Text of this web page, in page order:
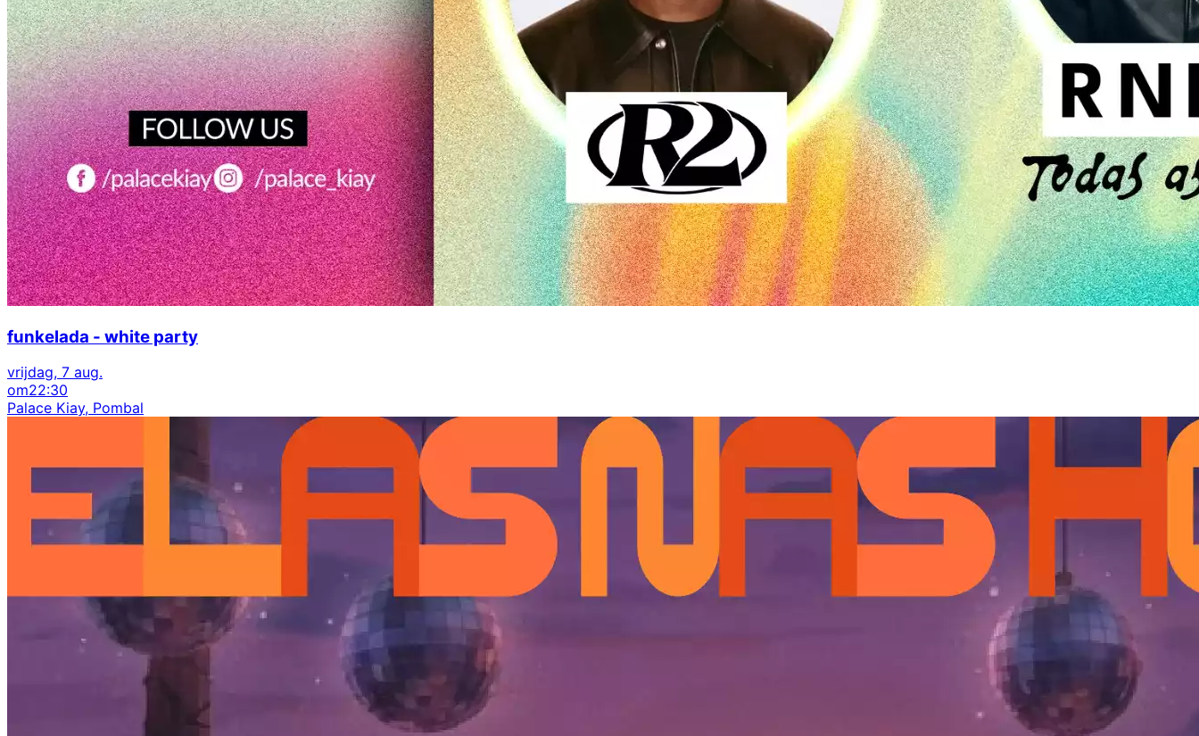
funkelada - white party
vrijdag, 7 aug.
om22:30
Palace Kiay, Pombal